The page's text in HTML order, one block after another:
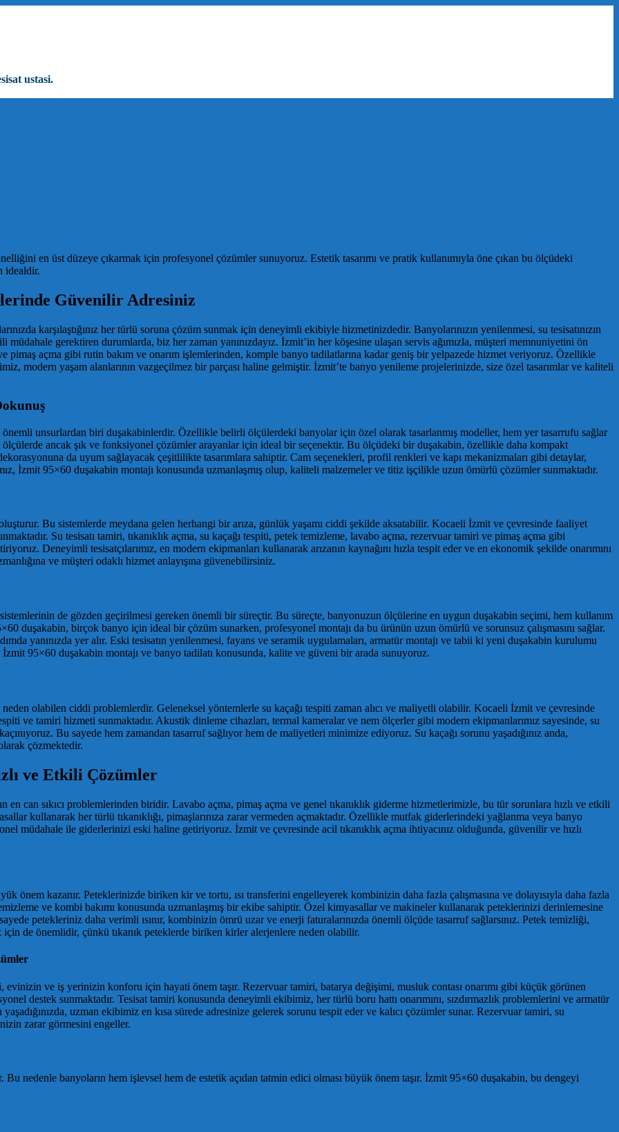
ustasi.
en üst düzeye çıkarmak için profesyonel çözümler sunuyoruz. Estetik tasarımı ve pratik kullanımıyla öne çıkan bu ölçüdeki
idealdir.
Güvenilir Adresiniz
karşılaştığınız her türlü soruna çözüm sunmak için deneyimli ekibiyle hizmetinizdedir. Banyolarınızın yenilenmesi, su tesisatınızın
gerektiren durumlarda, biz her zaman yanınızdayız. İzmit’in her köşesine ulaşan servis ağımızla, müşteri memnuniyetini ön
pimaş açma gibi rutin bakım ve onarım işlemlerinden, komple banyo tadilatlarına kadar geniş bir yelpazede hizmet veriyoruz. Özellikle
modern yaşam alanlarının vazgeçilmez bir parçası haline gelmiştir. İzmit’te banyo yenileme projelerinizde, size özel tasarımlar ve kaliteli
önemli unsurlardan biri duşakabinlerdir. Özellikle belirli ölçülerdeki banyolar için özel olarak tasarlanmış modeller, hem yer tasarrufu sağlar
ancak şık ve fonksiyonel çözümler arayanlar için ideal bir seçenektir. Bu ölçüdeki bir duşakabin, özellikle daha kompakt
da uyum sağlayacak çeşitlilikte tasarımlara sahiptir. Cam seçenekleri, profil renkleri ve kapı mekanizmaları gibi detaylar,
İzmit 95×60 duşakabin montajı konusunda uzmanlaşmış olup, kaliteli malzemeler ve titiz işçilikle uzun ömürlü çözümler sunmaktadır.
Bu sistemlerde meydana gelen herhangi bir arıza, günlük yaşamı ciddi şekilde aksatabilir. Kocaeli İzmit ve çevresinde faaliyet
Su tesisatı tamiri, tıkanıklık açma, su kaçağı tespiti, petek temizleme, lavabo açma, rezervuar tamiri ve pimaş açma gibi
Deneyimli tesisatçılarımız, en modern ekipmanları kullanarak arızanın kaynağını hızla tespit eder ve en ekonomik şekilde onarımını
ve müşteri odaklı hizmet anlayışına güvenebilirsiniz.
de gözden geçirilmesi gereken önemli bir süreçtir. Bu süreçte, banyonuzun ölçülerine en uygun duşakabin seçimi, hem kullanım
duşakabin, birçok banyo için ideal bir çözüm sunarken, profesyonel montajı da bu ürünün uzun ömürlü ve sorunsuz çalışmasını sağlar.
yanınızda yer alır. Eski tesisatın yenilenmesi, fayans ve seramik uygulamaları, armatür montajı ve tabii ki yeni duşakabin kurulumu
95×60 duşakabin montajı ve banyo tadilatı konusunda, kalite ve güveni bir arada sunuyoruz.
olabilen ciddi problemlerdir. Geleneksel yöntemlerle su kaçağı tespiti zaman alıcı ve maliyetli olabilir. Kocaeli İzmit ve çevresinde
ve tamiri hizmeti sunmaktadır. Akustik dinleme cihazları, termal kameralar ve nem ölçerler gibi modern ekipmanlarımız sayesinde, su
Bu sayede hem zamandan tasarruf sağlıyor hem de maliyetleri minimize ediyoruz. Su kaçağı sorunu yaşadığınız anda,
çözmektedir.
ve Etkili Çözümler
can sıkıcı problemlerinden biridir. Lavabo açma, pimaş açma ve genel tıkanıklık giderme hizmetlerimizle, bu tür sorunlara hızlı ve etkili
kullanarak her türlü tıkanıklığı, pimaşlarınıza zarar vermeden açmaktadır. Özellikle mutfak giderlerindeki yağlanma veya banyo
müdahale ile giderlerinizi eski haline getiriyoruz. İzmit ve çevresinde acil tıkanıklık açma ihtiyacınız olduğunda, güvenilir ve hızlı
önem kazanır. Peteklerinizde biriken kir ve tortu, ısı transferini engelleyerek kombinizin daha fazla çalışmasına ve dolayısıyla daha fazla
ve kombi bakımı konusunda uzmanlaşmış bir ekibe sahiptir. Özel kimyasallar ve makineler kullanarak peteklerinizi derinlemesine
petekleriniz daha verimli ısınır, kombinizin ömrü uzar ve enerji faturalarınızda önemli ölçüde tasarruf sağlarsınız. Petek temizliği,
için de önemlidir, çünkü tıkanık peteklerde biriken kirler alerjenlere neden olabilir.
evinizin ve iş yerinizin konforu için hayati önem taşır. Rezervuar tamiri, batarya değişimi, musluk contası onarımı gibi küçük görünen
destek sunmaktadır. Tesisat tamiri konusunda deneyimli ekibimiz, her türlü boru hattı onarımını, sızdırmazlık problemlerini ve armatür
uzman ekibimiz en kısa sürede adresinize gelerek sorunu tespit eder ve kalıcı çözümler sunar. Rezervuar tamiri, su
zarar görmesini engeller.
Bu nedenle banyoların hem işlevsel hem de estetik açıdan tatmin edici olması büyük önem taşır. İzmit 95×60 duşakabin, bu dengeyi